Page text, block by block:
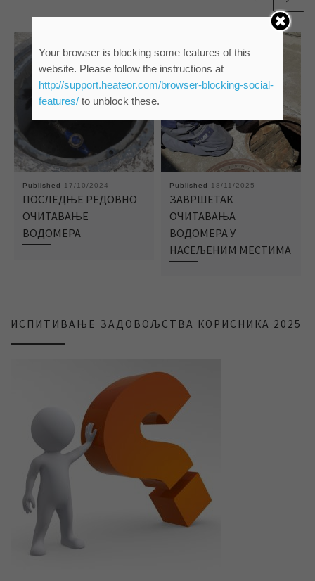
Published 17/10/2024
ПОСЛЕДЊЕ РЕДОВНО
ОЧИТАВАЊЕ
ВОДОМЕРА
Published 18/11/2025
ЗАВРШЕТАК
ОЧИТАВАЊА
ВОДОМЕРА У
НАСЕЉЕНИМ МЕСТИМА
ИСПИТИВАЊЕ ЗАДОВОЉСТВА КОРИСНИКА 2025
Your browser is blocking some features of this
website. Please follow the instructions at
http://support.heateor.com/browser-blocking-social-
features/to unblock these.